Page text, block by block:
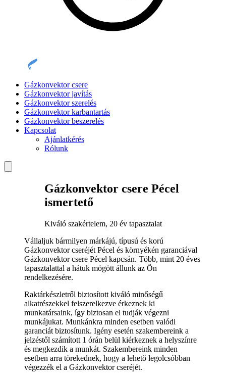
Gázkonvektor csere
Gázkonvektor javítás
Gázkonvektor szerelés
Gázkonvektor karbantartás
Gázkonvektor beszerelés
Kapcsolat
Ajánlatkérés
Rólunk
Gázkonvektor csere Pécel
ismertető
Kiváló szakértelem, 20 év tapasztalat
Vállaljuk bármilyen márkájú, típusú és korú
Gázkonvektor cseréjét Pécel és környékén garanciával
Gázkonvektor csere Pécel kapcsán. Több, mint 20 éves
tapasztalattal a hátuk mögött állunk az Ön
rendelkezésére.
Raktárkészletről biztosított kiváló minőségű
alkatrészekkel felszerelkezve érkeznek ki
munkatársaink, így biztosan el tudják végezni
munkájukat. Munkánkra minden esetben valódi
garanciát biztosítunk. Igény esetén szakembereink a
jelzéstől számított 1 órán belül kiérkeznek a helyszínre
és megkezdik a munkát. Szakembereink minden
esetben arra törekednek, hogy a lehető legolcsóbban
végezzék el a Gázkonvektor cseréjét.